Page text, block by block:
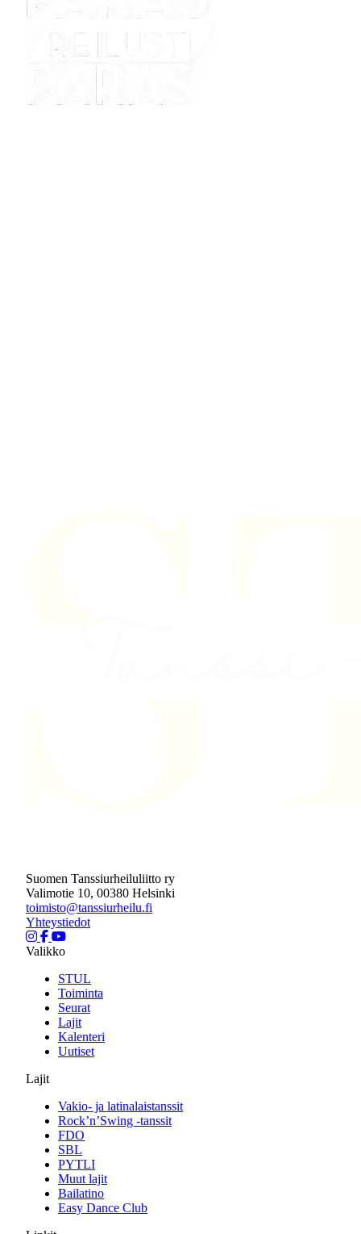
Suomen Tanssiurheiluliitto ry
Valimotie 10, 00380 Helsinki
toimisto@tanssiurheilu.fi
Yhteystiedot
Valikko
STUL
Toiminta
Seurat
Lajit
Kalenteri
Uutiset
Lajit
Vakio- ja latinalaistanssit
Rock’n’Swing -tanssit
FDO
SBL
PYTLI
Muut lajit
Bailatino
Easy Dance Club